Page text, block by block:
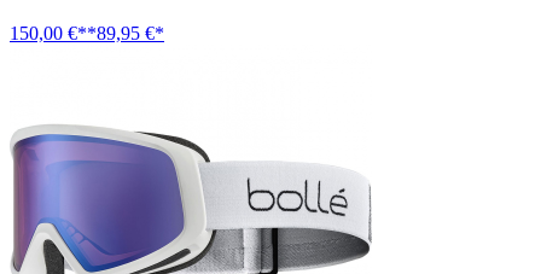
150,00 €**89,95 €*